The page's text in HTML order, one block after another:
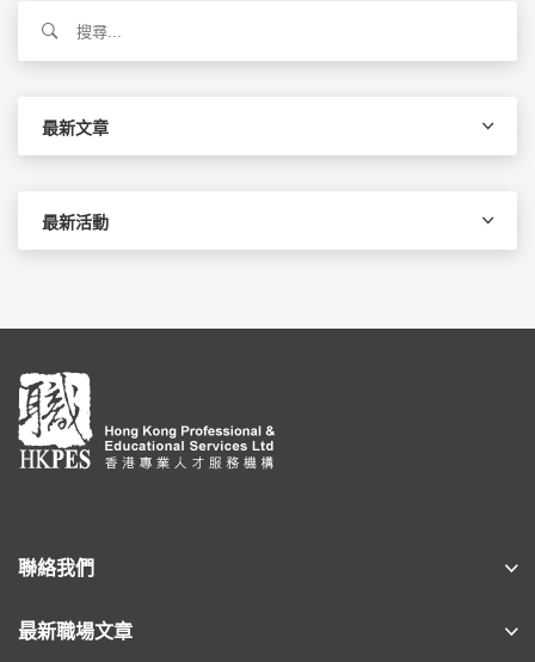
關
最新文章
最新活動
聯絡我們
最新職場文章